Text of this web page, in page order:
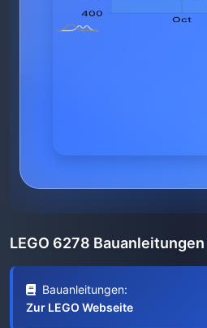
LEGO 6278 Bauanleitungen
Bauanleitungen:
Zur LEGO Webseite